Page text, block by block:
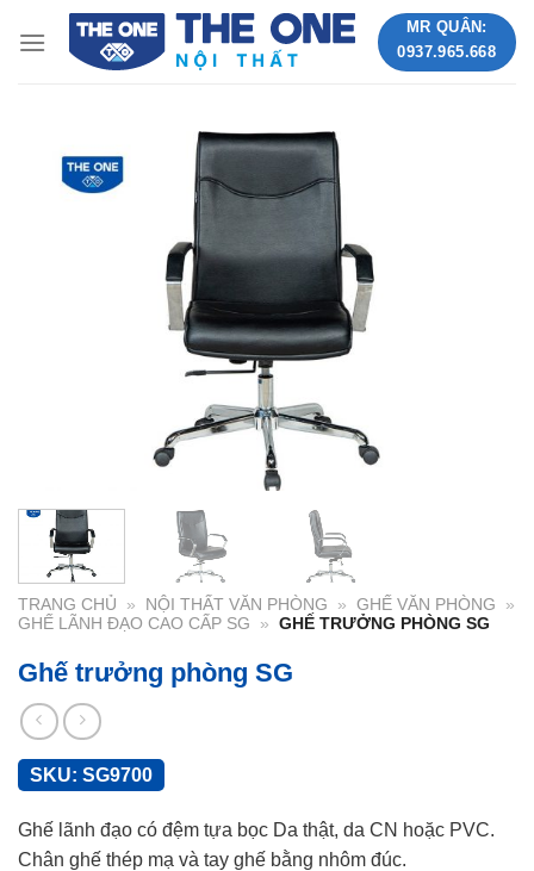
MR QUÂN:
0937.965.668
TRANG CHỦ » NỘI THẤT VĂN PHÒNG » GHẾ VĂN PHÒNG
»
GHẾ LÃNH ĐẠO CAO CẤP SG
» GHẾ TRƯỞNG PHÒNG SG
Ghế trưởng phòng SG
SKU: SG9700
Ghế lãnh đạo có đệm tựa bọc Da thật, da CN hoặc PVC.
Chân ghế thép mạ và tay ghế bằng nhôm đúc.